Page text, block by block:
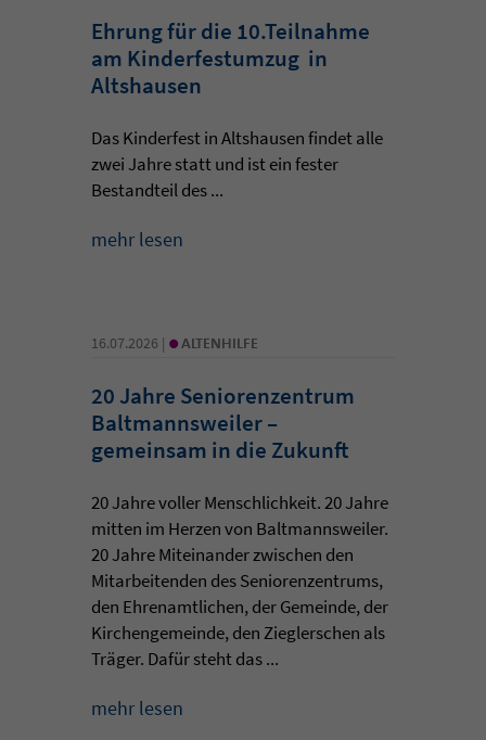
Ehrung für die 10.Teilnahme
am Kinderfestumzug in
Altshausen
Das Kinderfest in Altshausen findet alle
zwei Jahre statt und ist ein fester
Bestandteil des ...
mehr lesen
16.07.2026 | • ALTENHILFE
20 Jahre Seniorenzentrum
Baltmannsweiler –
gemeinsam in die Zukunft
20 Jahre voller Menschlichkeit. 20 Jahre
mitten im Herzen von Baltmannsweiler.
20 Jahre Miteinander zwischen den
Mitarbeitenden des Seniorenzentrums,
den Ehrenamtlichen, der Gemeinde, der
Kirchengemeinde, den Zieglerschen als
Träger. Dafür steht das ...
mehr lesen